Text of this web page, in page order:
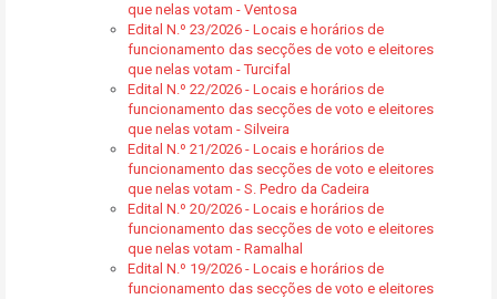
que nelas votam - Ventosa
Edital N.º 23/2026 - Locais e horários de
funcionamento das secções de voto e eleitores
que nelas votam - Turcifal
Edital N.º 22/2026 - Locais e horários de
funcionamento das secções de voto e eleitores
que nelas votam - Silveira
Edital N.º 21/2026 - Locais e horários de
funcionamento das secções de voto e eleitores
que nelas votam - S. Pedro da Cadeira
Edital N.º 20/2026 - Locais e horários de
funcionamento das secções de voto e eleitores
que nelas votam - Ramalhal
Edital N.º 19/2026 - Locais e horários de
funcionamento das secções de voto e eleitores